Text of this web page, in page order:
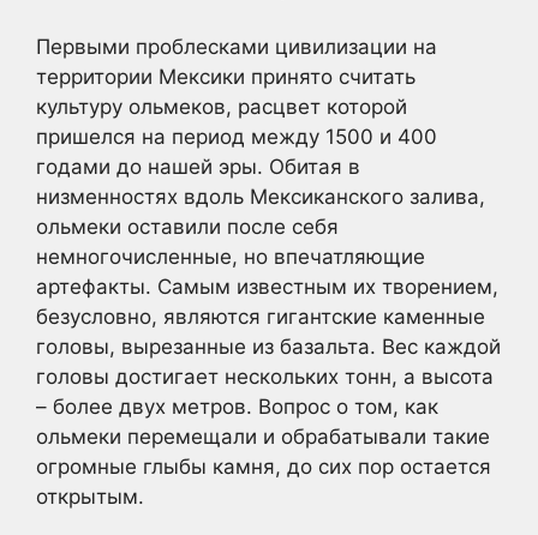
Первыми проблесками цивилизации на
территории Мексики принято считать
культуру ольмеков, расцвет которой
пришелся на период между 1500 и 400
годами до нашей эры. Обитая в
низменностях вдоль Мексиканского залива,
ольмеки оставили после себя
немногочисленные, но впечатляющие
артефакты. Самым известным их творением,
безусловно, являются гигантские каменные
головы, вырезанные из базальта. Вес каждой
головы достигает нескольких тонн, а высота
– более двух метров. Вопрос о том, как
ольмеки перемещали и обрабатывали такие
огромные глыбы камня, до сих пор остается
открытым.